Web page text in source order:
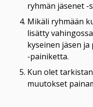
ryhmän jäsenet -
Mikäli ryhmään
lisätty
kyseinen jäsen
-painiketta.
Kun olet
muutokset